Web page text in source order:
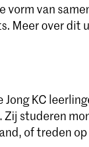
vorm van
Meer over dit
Jong KC
Zij studeren
of treden